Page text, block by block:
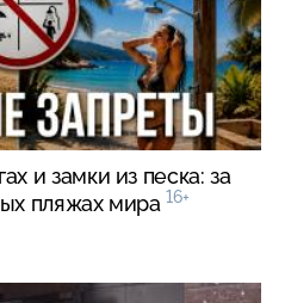
и замки из песка: за
пляжах мира 16+